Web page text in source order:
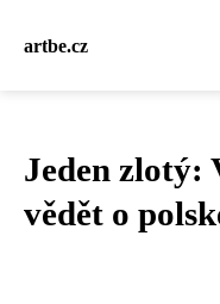
artbe.cz
Jeden zlotý:
vědět o